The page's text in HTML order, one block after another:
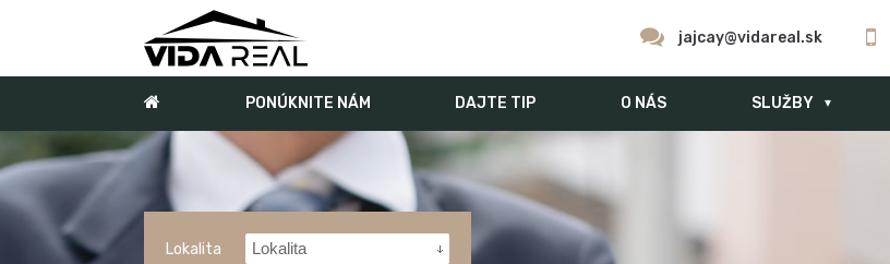
jajcay@vidareal.sk
PONÚKNITE NÁM DAJTE TIP O NÁS SLUŽBY
Lokalita Lokalita